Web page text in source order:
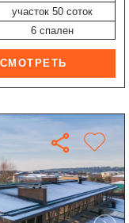
участок 50 соток
6 спален